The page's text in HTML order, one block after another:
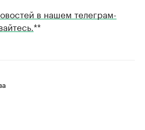
в нашем телеграм-
**